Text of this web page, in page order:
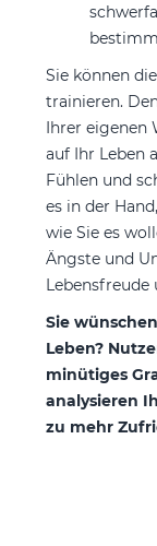
Sie können
trainieren.
Ihrer eigenen
auf Ihr Leben
Fühlen und
es in der
wie Sie es
Ängste und
Lebensfreude
Sie
Leben?
minütiges
analysieren
zu mehr